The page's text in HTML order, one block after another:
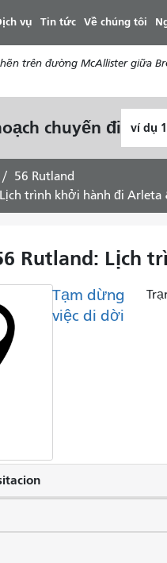
vụ Tin tức Về chúng tôi
trên đường McAllister giữa
chuyến đi
bắt
56 Rutland
trình khởi hành đi Arleta
Rutland: Lịch
Tạm dừng
việc di dời